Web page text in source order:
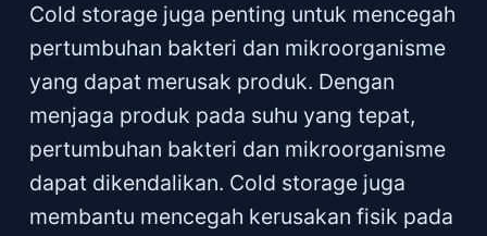
Cold storage juga penting untuk mencegah
pertumbuhan bakteri dan mikroorganisme
yang dapat merusak produk. Dengan
menjaga produk pada suhu yang tepat,
pertumbuhan bakteri dan mikroorganisme
dapat dikendalikan. Cold storage juga
membantu mencegah kerusakan fisik pada